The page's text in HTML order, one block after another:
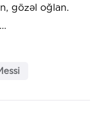
gözəl oğlan.